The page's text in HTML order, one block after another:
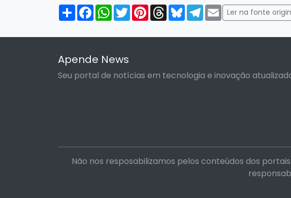
Compartilhar
FacebookWhatsApp
TwitterPinterestThreadsBlueskyTelegram
Email
Ler na fonte
Apende News
Seu portal de notícias em tecnologia e inovação atualizado
Não nos resposabilizamos pelos conteúdos dos